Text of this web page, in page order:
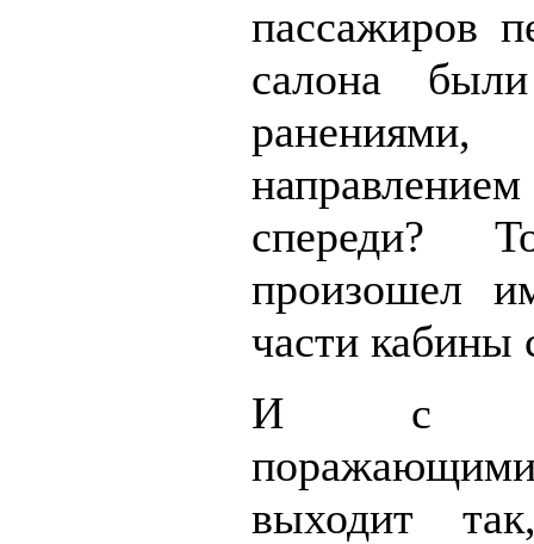
пассажиров
салона
ранениями,
спереди?
произошел
части кабины
И с
выходит